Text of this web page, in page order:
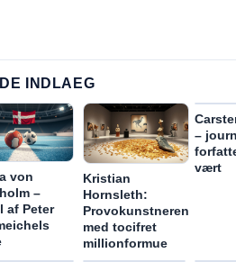
INDLAEG
von
–
af Peter
Kristian
Hornsleth:
Provokunstneren
med tocifret
millionformue
–
vært